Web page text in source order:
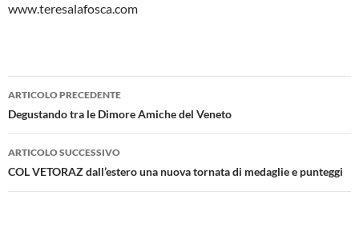
www.teresalafosca.com
Navigazione
articolo
ARTICOLO PRECEDENTE
Degustando tra le Dimore Amiche del Veneto
ARTICOLO SUCCESSIVO
COL VETORAZ dall’estero una nuova tornata di medaglie e punteggi